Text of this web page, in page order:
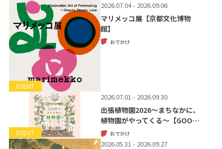
EVENT
2026.07.04 - 2026.09.06
マリメッコ展【京都文化博物
館】
おでかけ
EVENT
2026.07.01 - 2026.09.30
出張植物園2026～まちなかに、
植物園がやってくる～【GOO…
おでかけ
2026.05.31 - 2026.09.27